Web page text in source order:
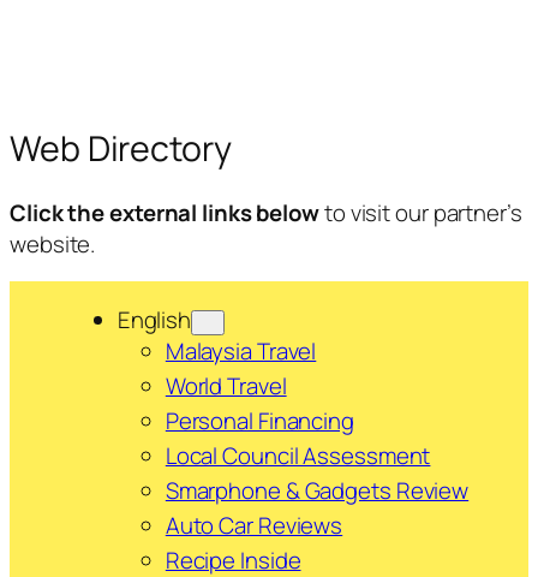
Web Directory
Click the external links belowto visit our partner’s
website.
English
Malaysia Travel
World Travel
Personal Financing
Local Council Assessment
Smarphone & Gadgets Review
Auto Car Reviews
Recipe Inside